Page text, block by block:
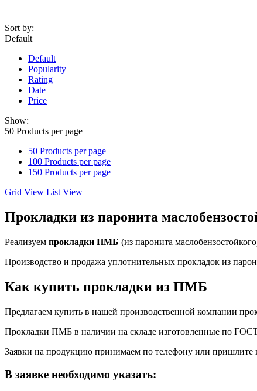
Sort by:
Default
Default
Popularity
Rating
Date
Price
Show:
50 Products per page
50 Products per page
100 Products per page
150 Products per page
Grid View List View
Прокладки из паронита
Реализуем прокладки ПМБ (из паронита
Производство и продажа уплотнительных прокладок из
Как купить прокладки из ПМБ
Предлагаем купить в нашей производственной компании
Прокладки ПМБ в наличии на складе изготовленные по
Заявки на продукцию принимаем по телефону или
В заявке необходимо указать: